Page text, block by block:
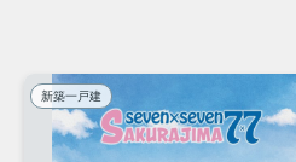
新築一戸建